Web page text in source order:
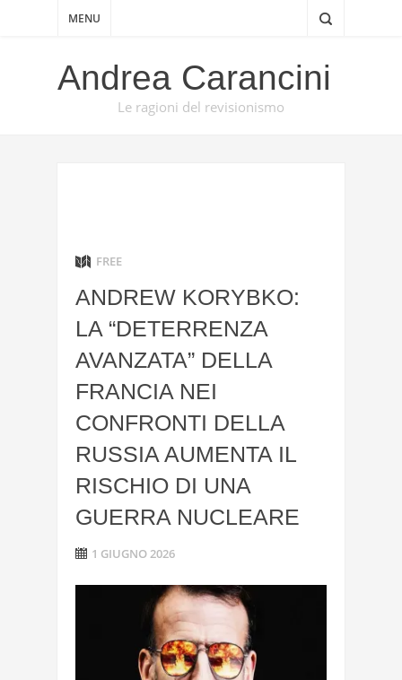
MENU
Andrea Carancini
Le ragioni del revisionismo
FREE
ANDREW KORYBKO:
LA “DETERRENZA
AVANZATA” DELLA
FRANCIA NEI
CONFRONTI DELLA
RUSSIA AUMENTA IL
RISCHIO DI UNA
GUERRA NUCLEARE
1 GIUGNO 2026